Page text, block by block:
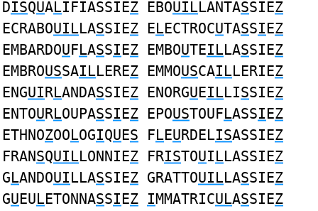
DISQUALIFIASSIEZ EBOUILLANTASSIEZ
ECRABOUILLASSIEZ ELECTROCUTASSIEZ
EMBARDOUFLASSIEZ EMBOUTEILLASSIEZ
EMBROUSSAILLEREZ EMMOUSCAILLERIEZ
ENGUIRLANDASSIEZ ENORGUEILLISSIEZ
ENTOURLOUPASSIEZ EPOUSTOUFLASSIEZ
ETHNOZOOLOGIQUES FLEURDELISASSIEZ
FRANSQUILLONNIEZ FRISTOUILLASSIEZ
GLANDOUILLASSIEZ GRATTOUILLASSIEZ
GUEULETONNASSIEZ IMMATRICULASSIEZ